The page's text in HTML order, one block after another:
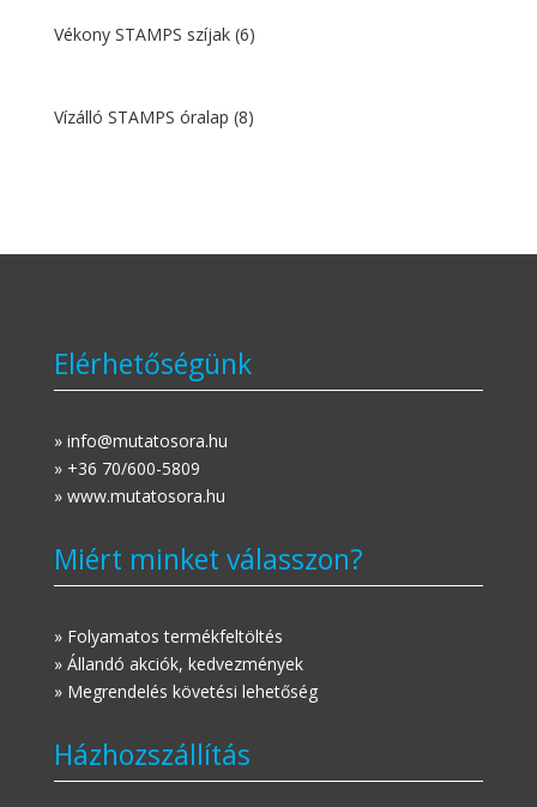
Vékony STAMPS szíjak (6)
Vízálló STAMPS óralap (8)
Elérhetőségünk
» info@mutatosora.hu
» +36 70/600-5809
» www.mutatosora.hu
Miért minket válasszon?
» Folyamatos termékfeltöltés
» Állandó akciók, kedvezmények
» Megrendelés követési lehetőség
Házhozszállítás